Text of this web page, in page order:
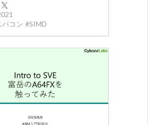
パコン #SIMD